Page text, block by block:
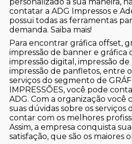
contatar a ADG Impressos e
possui todas as ferramentas
demanda. Saiba mais!
Para encontrar gráfica offset,
impressão de banner e gráfica
impressão digital, impressão de
impressão de panfletos, entre
serviços do segmento de
IMPRESSÕES, você pode
ADG. Com a organização você
suas dúvidas sobre os serviços
contar com os melhores
Assim, a empresa conquista
satisfação, que são os maiores